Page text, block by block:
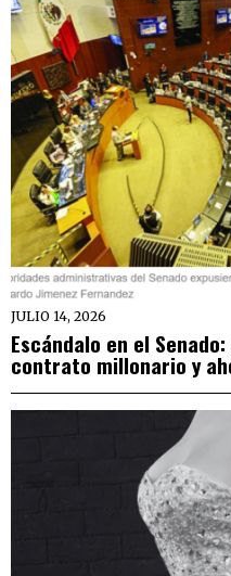
JULIO 14, 2026
Escándalo en el
contrato millonario y